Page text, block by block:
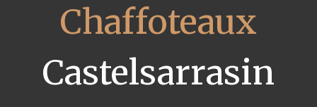
Chaffoteaux
Castelsarrasin